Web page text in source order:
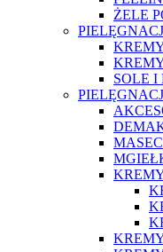
ŻELE
SOLE I